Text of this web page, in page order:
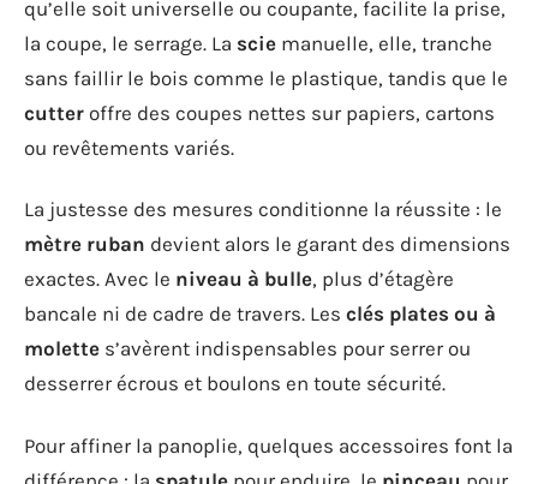
qu’elle soit universelle ou coupante, facilite la prise,
la coupe, le serrage. La scie manuelle, elle, tranche
sans faillir le bois comme le plastique, tandis que le
cutter offre des coupes nettes sur papiers, cartons
ou revêtements variés.
La justesse des mesures conditionne la réussite : le
mètre ruban devient alors le garant des dimensions
exactes. Avec le niveau à bulle, plus d’étagère
bancale ni de cadre de travers. Les clés plates ou à
molette s’avèrent indispensables pour serrer ou
desserrer écrous et boulons en toute sécurité.
Pour affiner la panoplie, quelques accessoires font la